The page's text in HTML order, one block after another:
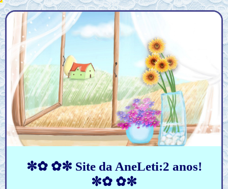
✼✿ ✿✼ Site da AneLeti:2 anos!
✼✿ ✿✼